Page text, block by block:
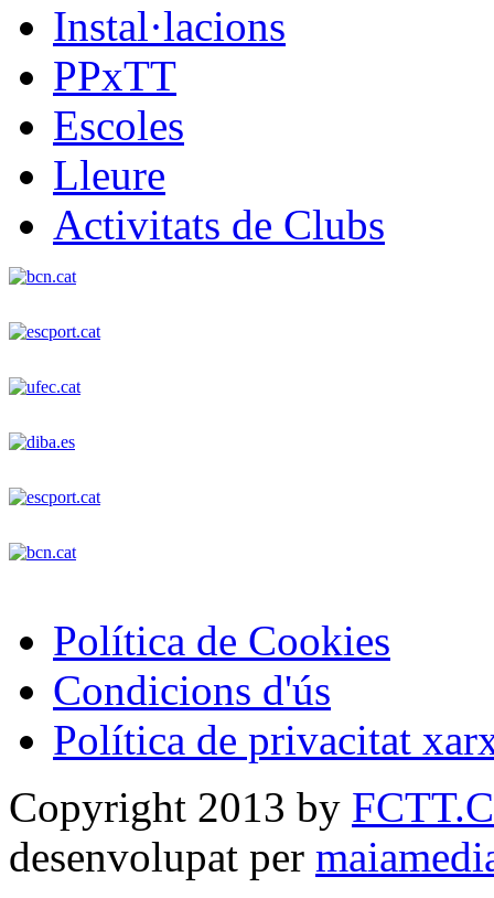
Instal·lacions
PPxTT
Escoles
Lleure
Activitats de Clubs
Política de Cookies
Condicions d'ús
Política de privacitat
Copyright 2013 by
desenvolupat per